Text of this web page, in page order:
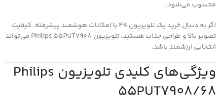
محسوب می‌شود.
اگر به دنبال خرید یک تلویزیون 4K با امکانات هوشمند پیشرفته، کیفیت
تصویر بالا و طراحی جذاب هستید، تلویزیون Philips 55PUT7908 می‌تواند
انتخابی ارزشمند باشد.
ویژگی‌های کلیدی تلویزیون Philips
55PUT7908/68